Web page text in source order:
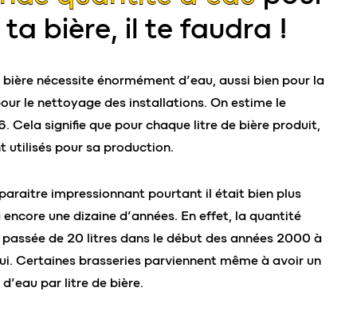
bière, il te faudra !
nécessite énormément d’eau, aussi bien pour la
le nettoyage des installations. On estime le
Cela signifie que pour chaque litre de bière produit,
utilisés pour sa production.
impressionnant pourtant il était bien plus
une dizaine d’années. En effet, la quantité
passée de 20 litres dans le début des années 2000 à
Certaines brasseries parviennent même à avoir un
par litre de bière.